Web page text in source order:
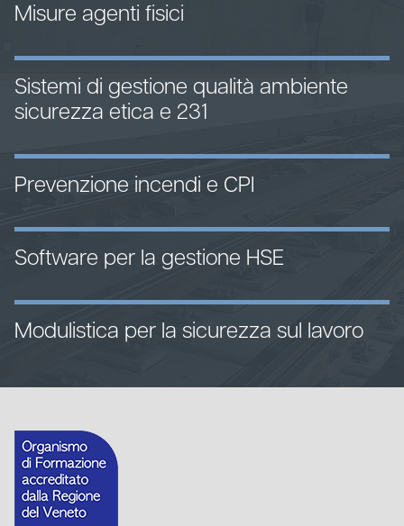
Misure agenti fisici
Sistemi di gestione qualità ambiente
sicurezza etica e 231
Prevenzione incendi e CPI
Software per la gestione HSE
Modulistica per la sicurezza sul lavoro